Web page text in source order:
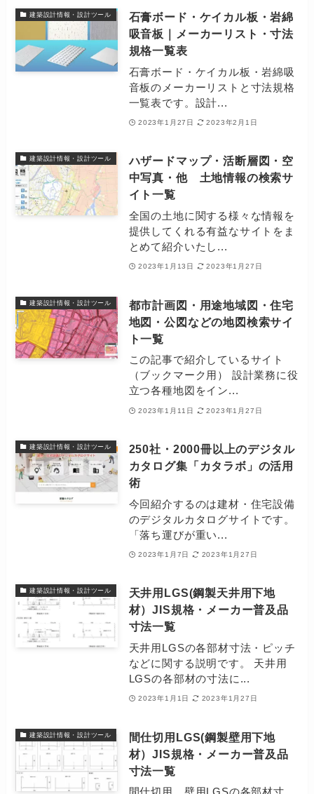
建築設計情報・設計ツール
石膏ボード・ケイカル板・岩綿
吸音板｜メーカーリスト・寸法
規格一覧表
石膏ボード・ケイカル板・岩綿吸
音板のメーカーリストと寸法規格
一覧表です。設計...
2023年1月27日 2023年2月1日
建築設計情報・設計ツール
ハザードマップ・活断層図・空
中写真・他 土地情報の検索サ
イト一覧
全国の土地に関する様々な情報を
提供してくれる有益なサイトをま
とめて紹介いたし...
2023年1月13日 2023年1月27日
建築設計情報・設計ツール
都市計画図・用途地域図・住宅
地図・公図などの地図検索サイ
ト一覧
この記事で紹介しているサイト
（ブックマーク用） 設計業務に役
立つ各種地図をイン...
2023年1月11日 2023年1月27日
建築設計情報・設計ツール
250社・2000冊以上のデジタル
カタログ集「カタラボ」の活用
術
今回紹介するのは建材・住宅設備
のデジタルカタログサイトです。
「落ち運びが重い...
2023年1月7日 2023年1月27日
建築設計情報・設計ツール
天井用LGS(鋼製天井用下地
材）JIS規格・メーカー普及品
寸法一覧
天井用LGSの各部材寸法・ピッチ
などに関する説明です。 天井用
LGSの各部材の寸法に...
2023年1月1日 2023年1月27日
建築設計情報・設計ツール
間仕切用LGS(鋼製壁用下地
材）JIS規格・メーカー普及品
寸法一覧